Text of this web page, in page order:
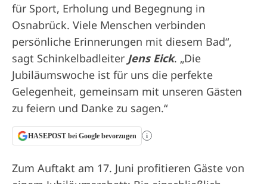
für Sport, Erholung und Begegnung in
Osnabrück. Viele Menschen verbinden
persönliche Erinnerungen mit diesem Bad“,
sagt Schinkelbadleiter Jens Eick. „Die
Jubiläumswoche ist für uns die perfekte
Gelegenheit, gemeinsam mit unseren Gästen
zu feiern und Danke zu sagen.“
HASEPOST bei Google bevorzugen i
Zum Auftakt am 17. Juni profitieren Gäste von